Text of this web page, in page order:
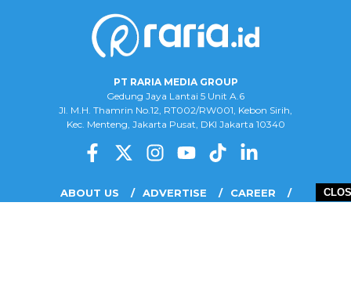
PT RARIA MEDIA GROUP
Gedung Jaya Lantai 5 Unit A.6
Jl. M.H. Thamrin No.12, RT002/RW001, Kebon Sirih,
Kec. Menteng, Jakarta Pusat, DKI Jakarta 10340
ABOUT US ADVERTISE
CAREER